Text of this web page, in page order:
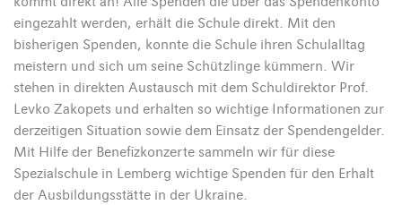
eingezahlt werden, erhält die Schule direkt. Mit den
bisherigen Spenden, konnte die Schule ihren Schulalltag
meistern und sich um seine Schützlinge kümmern. Wir
stehen in direkten Austausch mit dem Schuldirektor Prof.
Levko Zakopets und erhalten so wichtige Informationen zur
derzeitigen Situation sowie dem Einsatz der Spendengelder.
Mit Hilfe der Benefizkonzerte sammeln wir für diese
Spezialschule in Lemberg wichtige Spenden für den Erhalt
der Ausbildungsstätte in der Ukraine.